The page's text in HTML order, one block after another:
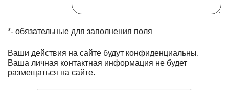
*- обязательные для заполнения поля
Ваши действия на сайте будут конфиденциальны.
Ваша личная контактная информация не будет
размещаться на сайте.